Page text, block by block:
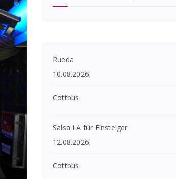
Rueda
10.08.2026
Cottbus
Salsa LA für Einsteiger
12.08.2026
Cottbus